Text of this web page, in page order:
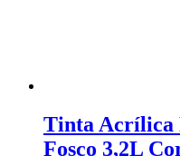
Tinta Acrílica
Fosco 3,2L